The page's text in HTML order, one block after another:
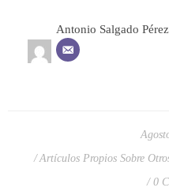
Antonio Salgado Pérez
Artículos Propios Sobre
0